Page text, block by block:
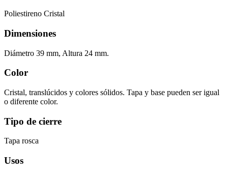
Poliestireno Cristal
Dimensiones
Diámetro 39 mm, Altura 24 mm.
Color
Cristal, translúcidos y colores sólidos. Tapa y base pueden ser igual
o diferente color.
Tipo de cierre
Tapa rosca
Usos